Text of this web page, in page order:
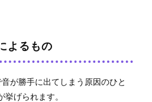
よるもの
が勝手に出てしまう原因のひと
げられます。